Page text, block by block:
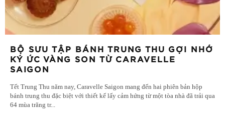
BỘ SƯU TẬP BÁNH TRUNG THU GỢI NHỚ
KÝ ỨC VÀNG SON TỪ CARAVELLE
SAIGON
Tết Trung Thu năm nay, Caravelle Saigon mang đến hai phiên bản hộp
bánh trung thu đặc biệt với thiết kế lấy cảm hứng từ một tòa nhà đã trải qua
64 mùa trăng tr...